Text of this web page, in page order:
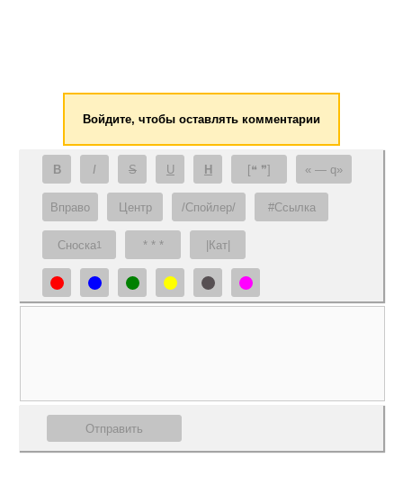
Войдите, чтобы оставлять комментарии
B I S U H [❝ ❞] — q
Вправо Центр /Спойлер/ #Ссылка
Сноска1 * * * |Кат|